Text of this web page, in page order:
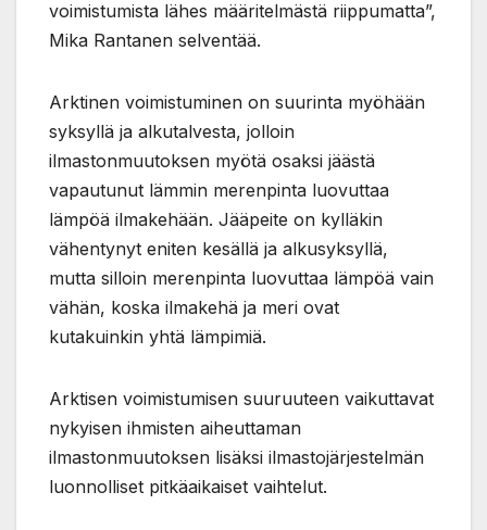
voimistumista lähes määritelmästä riippumatta”,
Mika Rantanen selventää.
Arktinen voimistuminen on suurinta myöhään
syksyllä ja alkutalvesta, jolloin
ilmastonmuutoksen myötä osaksi jäästä
vapautunut lämmin merenpinta luovuttaa
lämpöä ilmakehään. Jääpeite on kylläkin
vähentynyt eniten kesällä ja alkusyksyllä,
mutta silloin merenpinta luovuttaa lämpöä vain
vähän, koska ilmakehä ja meri ovat
kutakuinkin yhtä lämpimiä.
Arktisen voimistumisen suuruuteen vaikuttavat
nykyisen ihmisten aiheuttaman
ilmastonmuutoksen lisäksi ilmastojärjestelmän
luonnolliset pitkäaikaiset vaihtelut.